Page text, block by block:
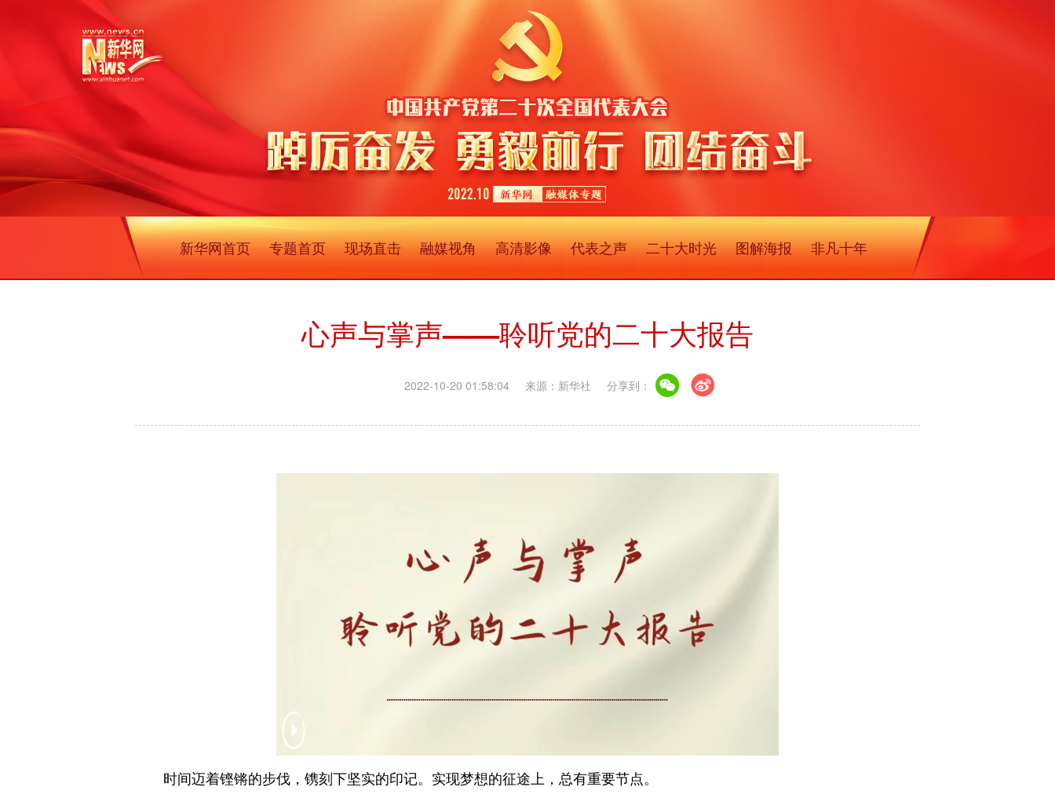
新华网首页 专题首页 现场直击 融媒视角 高清影像 代表之声 二十大时光 图解海报 非凡十年
心声与掌声——聆听党的二十大报告
2022-10-20 01:58:04 来源：新华社 分享到：
时间迈着铿锵的步伐，镌刻下坚实的印记。实现梦想的征途上，总有重要节点。